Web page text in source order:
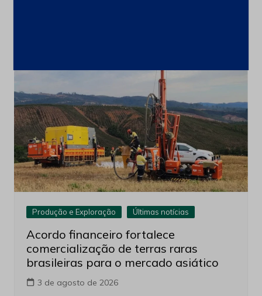
Produção e Exploração Últimas notícias
Acordo financeiro fortalece
comercialização de terras raras
brasileiras para o mercado asiático
3 de agosto de 2026